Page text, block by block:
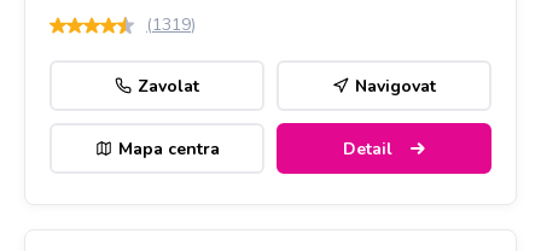
(1319)
Zavolat Navigovat
Mapa centra Detail